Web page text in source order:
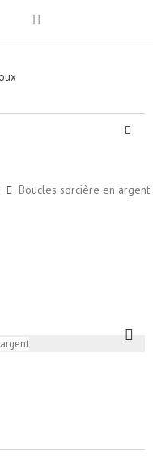
Boucles sorcière en argent